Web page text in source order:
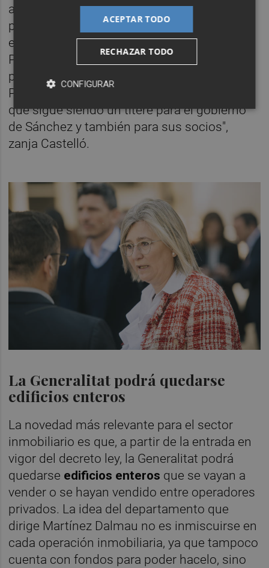
actividad económica: expropiar viviendas
privadas para podérselas dar a ONGs o
entidades sin ánimo de lucro, estando
Podemos de por medio, suena muy mal,
pero el PSPV traga con todo". "De nuevo
Podemos se impone ante el presidente Puig
que sigue siendo un títere para el gobierno
de Sánchez y también para sus socios",
zanja Castelló.
La Generalitat podrá quedarse
edificios enteros
La novedad más relevante para el sector
inmobiliario es que, a partir de la entrada en
vigor del decreto ley, la Generalitat podrá
quedarse edificios enteros que se vayan a
vender o se hayan vendido entre operadores
privados. La idea del departamento que
dirige Martínez Dalmau no es inmiscuirse en
cada operación inmobiliaria, ya que tampoco
cuenta con fondos para poder hacelo, sino
ACEPTAR TODO
RECHAZAR TODO
CONFIGURAR